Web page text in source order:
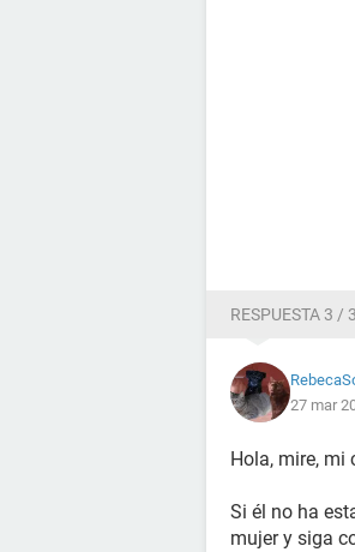
RESPUESTA 3 / 3
27 mar
Hola, mire, mi
Si él no ha
mujer y siga